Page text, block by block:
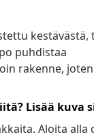
kestävästä,
puhdistaa
rakenne,
Lisää kuva
Aloita alla